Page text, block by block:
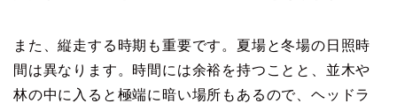
また、縦走する時期も重要です。夏場と冬場の日照時
間は異なります。時間には余裕を持つことと、並木や
林の中に入ると極端に暗い場所もあるので、ヘッドラ